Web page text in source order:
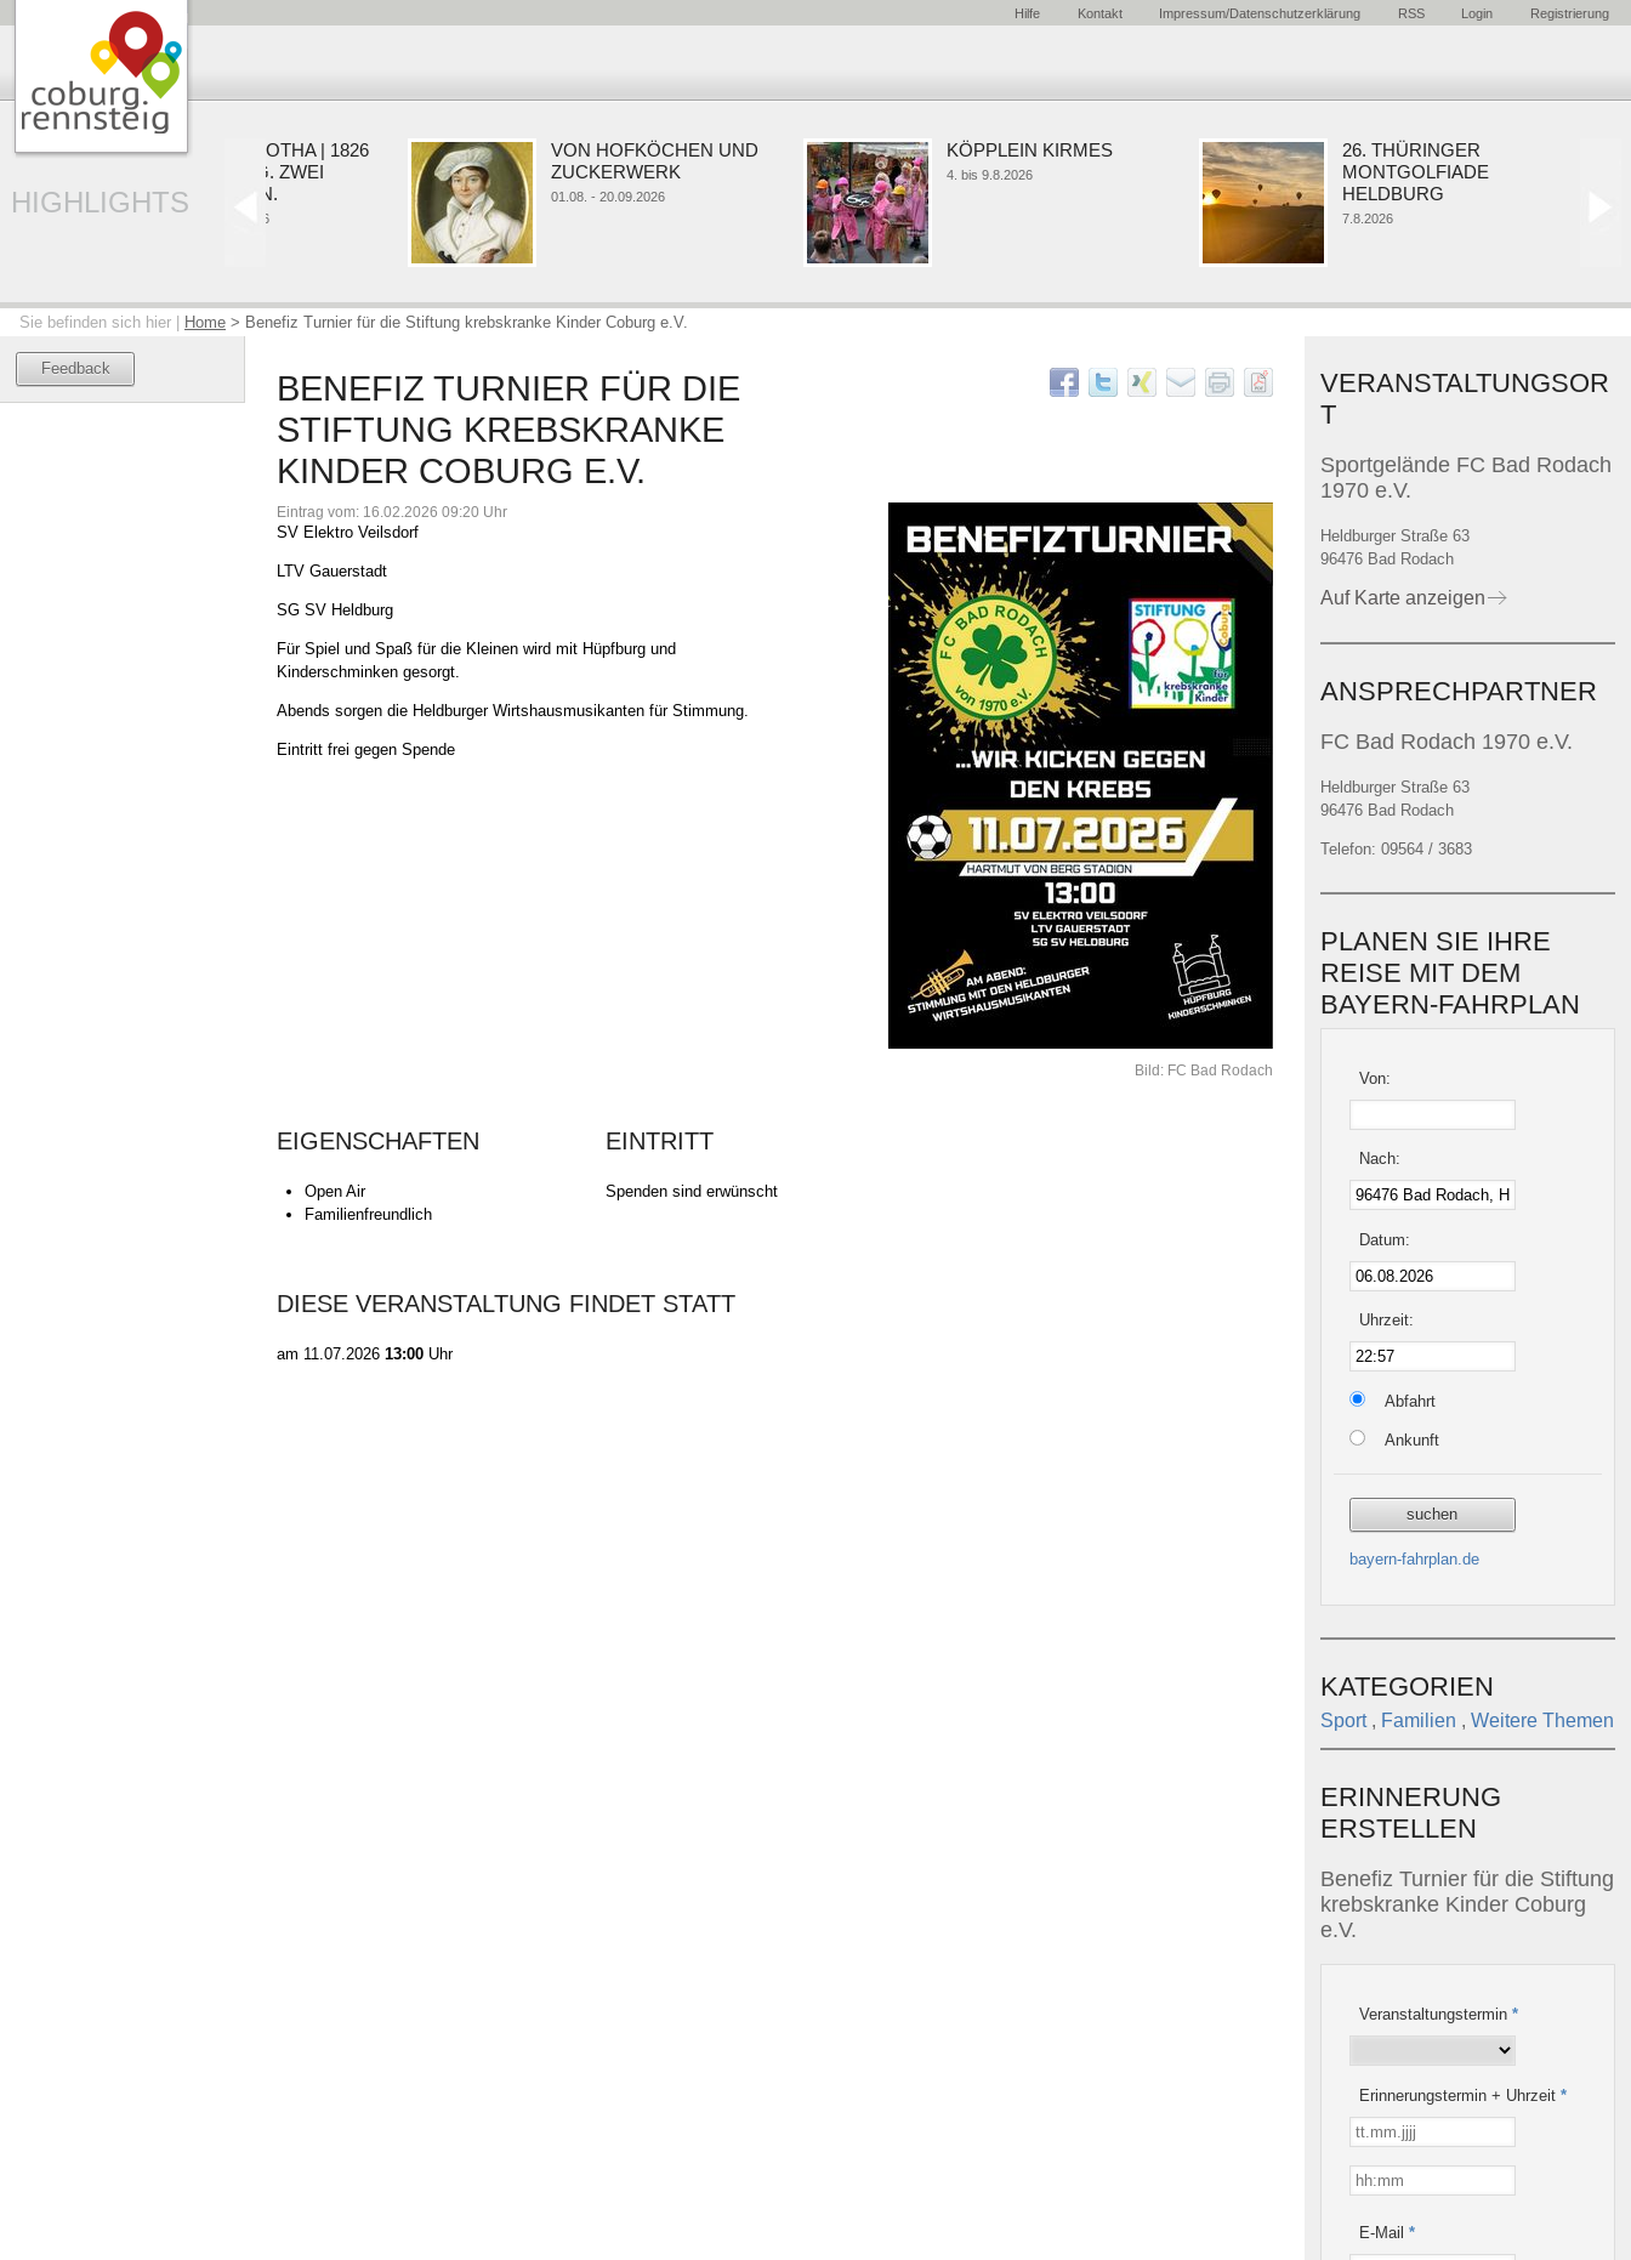
Hilfe Kontakt Impressum/Datenschutzerklärung RSS Login Registrierung
HIGHLIGHTS
COBURG | GOTHA | 1826
EIN HERZOG. ZWEI
RESIDENZEN.
VON HOFKÖCHEN UND
ZUCKERWERK
01.08. - 20.09.2026
KÖPPLEIN KIRMES
4. bis 9.8.2026
26. THÜRINGER
MONTGOLFIADE
HELDBURG
7.8.2026
Sie befinden sich hier | Home > Benefiz Turnier für die Stiftung krebskranke Kinder Coburg e.V.
VERANSTALTUNGSOR
T
Sportgelände FC Bad Rodach
1970 e.V.
Heldburger Straße 63
96476 Bad Rodach
Auf Karte anzeigen
ANSPRECHPARTNER
FC Bad Rodach 1970 e.V.
Heldburger Straße 63
96476 Bad Rodach
Telefon: 09564 / 3683
PLANEN SIE IHRE
REISE MIT DEM
BAYERN-FAHRPLAN
Von:
Nach:
Datum:
Uhrzeit:
Abfahrt
Ankunft
bayern-fahrplan.de
KATEGORIEN
Sport , Familien ,Weitere Themen
ERINNERUNG
ERSTELLEN
Benefiz Turnier für die Stiftung
krebskranke Kinder Coburg
e.V.
Veranstaltungstermin*
Erinnerungstermin + Uhrzeit*
E-Mail*
Feedback
BENEFIZ TURNIER FÜR DIE
STIFTUNG KREBSKRANKE
KINDER COBURG E.V.
Eintrag vom: 16.02.2026 09:20 Uhr
SV Elektro Veilsdorf
LTV Gauerstadt
SG SV Heldburg
Für Spiel und Spaß für die Kleinen wird mit Hüpfburg und
Kinderschminken gesorgt.
Abends sorgen die Heldburger Wirtshausmusikanten für Stimmung.
Eintritt frei gegen Spende
Bild: FC Bad Rodach
EIGENSCHAFTEN
Open Air
Familienfreundlich
EINTRITT
Spenden sind erwünscht
DIESE VERANSTALTUNG FINDET STATT
am 11.07.2026 13:00 Uhr